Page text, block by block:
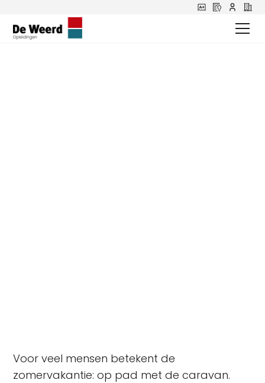
Voor veel mensen betekent de
zomervakantie: op pad met de caravan.